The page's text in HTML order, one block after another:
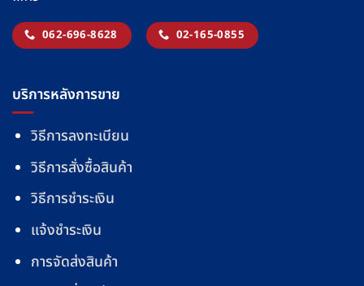
062-696-8628 02-165-0855
บริการหลังการขาย
วิธีการลงทะเบียน
วิธีการสั่งซื้อสินค้า
วิธีการชำระเงิน
แจ้งชำระเงิน
การจัดส่งสินค้า